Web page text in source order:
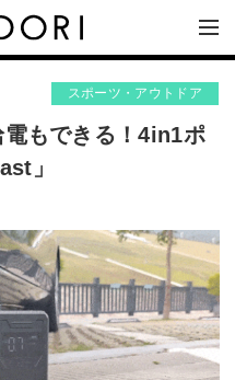
スポーツ・アウトドア
もできる！4in1ポ
」